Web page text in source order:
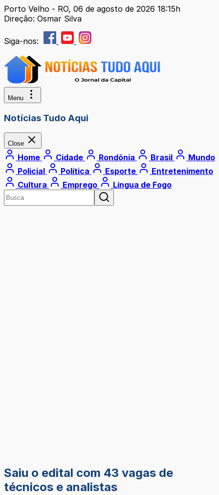
Porto Velho - RO, 06 de agosto de 2026 18:15h
Direção: Osmar Silva
Siga-nos:
Menu
Notícias Tudo Aqui
Close
Home Cidade Rondônia Brasil
Mundo
Policial
Política Esporte
Entretenimento
Cultura
Emprego Língua de Fogo
Saiu o edital com 43 vagas de
técnicos e analistas